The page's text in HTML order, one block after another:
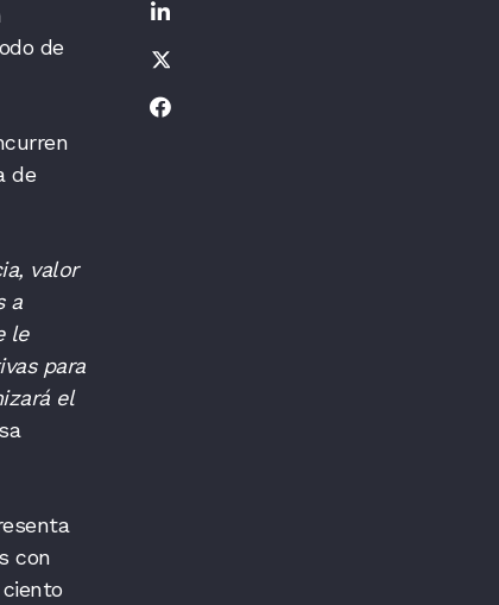
de
de
valor
a
le
para
el
con